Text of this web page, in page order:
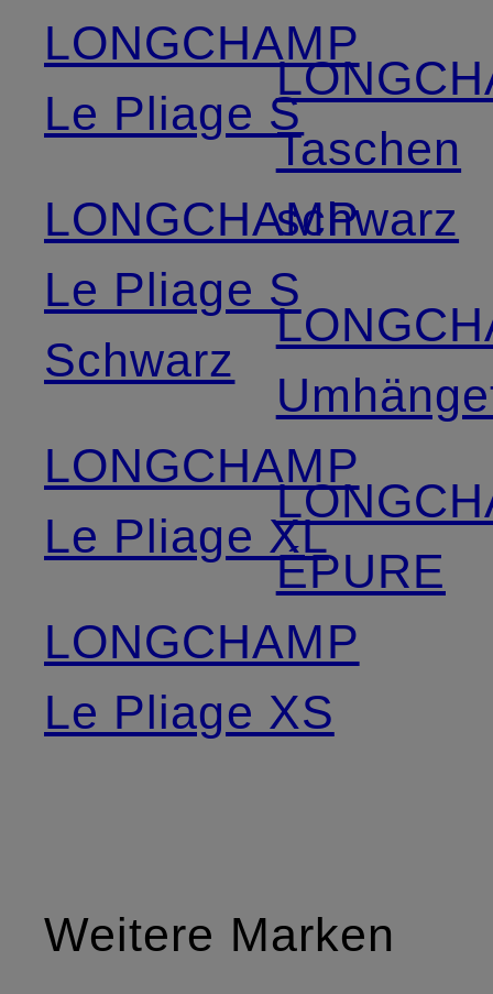
LONGCHAMP
Le Pliage S
LONGCHAMP
Le Pliage S
Schwarz
LONGCHAMP
Le Pliage XL
LONGCHAMP
Le Pliage XS
Taschen
schwarz
ÉPURE
Weitere Marken